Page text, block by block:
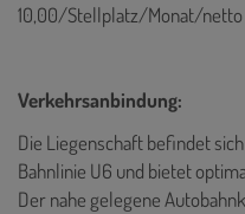
10,00/Stellplatz/Monat/netto
Verkehrsanbindung:
Die Liegenschaft befindet
Bahnlinie U6 und bietet
Der nahe gelegene